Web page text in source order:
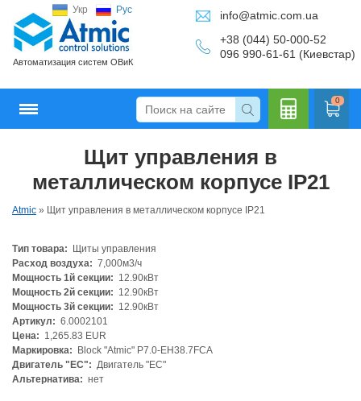
Укр Рус
Автоматизация систем ОВиК
info@atmic.com.ua
+38 (044) 50-000-52
096 990-61-61 (Киевстар)
0
Щит управления в
металлическом корпусе IP21
Atmic » Щит управления в металлическом корпусе IP21
Тип товара:
Щиты управления
Расход воздуха: 7,000м3/ч
Мощность 1й секции: 12.90кВт
Мощность 2й секции: 12.90кВт
Мощность 3й секции: 12.90кВт
Артикул: 6.0002101
Цена: 1,265.83 EUR
Маркировка:
Block "Atmic" P7.0-EH38.7FCA
Двигатель "ЕС": Двигатель "ЕС"
Альтернатива: нет